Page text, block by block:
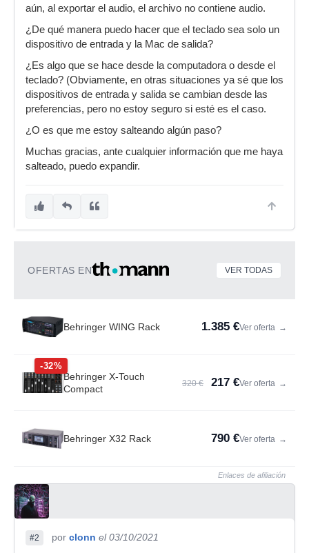
aún, al exportar el audio, el archivo no contiene audio.
¿De qué manera puedo hacer que el teclado sea solo un
dispositivo de entrada y la Mac de salida?
¿Es algo que se hace desde la computadora o desde el
teclado? (Obviamente, en otras situaciones ya sé que los
dispositivos de entrada y salida se cambian desde las
preferencias, pero no estoy seguro si esté es el caso.
¿O es que me estoy salteando algún paso?
Muchas gracias, ante cualquier información que me haya
salteado, puedo expandir.
OFERTAS EN VER TODAS
Behringer WING Rack 1.385 €Ver oferta →
-32%
Behringer X-Touch
Compact
320 € 217 €Ver oferta →
Behringer X32 Rack 790 €Ver oferta →
Enlaces de afiliación
#2 por clonn el 03/10/2021